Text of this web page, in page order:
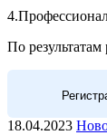
По
18.04.2023